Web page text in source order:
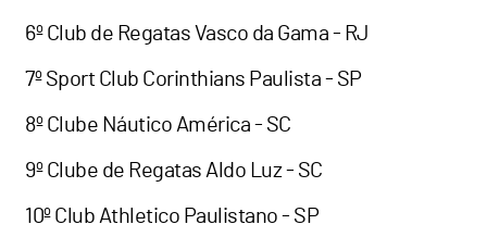
6º Club de Regatas Vasco da Gama - RJ
7º Sport Club Corinthians Paulista - SP
8º Clube Náutico América - SC
9º Clube de Regatas Aldo Luz - SC
10º Club Athletico Paulistano - SP